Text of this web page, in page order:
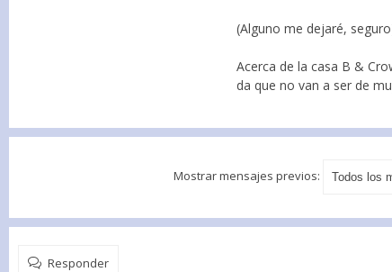
(Alguno me dejaré,
Acerca de la casa B &
da que no van a ser de
Mostrar mensajes previos:
Responder